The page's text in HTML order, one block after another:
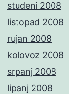
studeni 2008
listopad 2008
rujan 2008
kolovoz 2008
srpanj 2008
lipanj 2008